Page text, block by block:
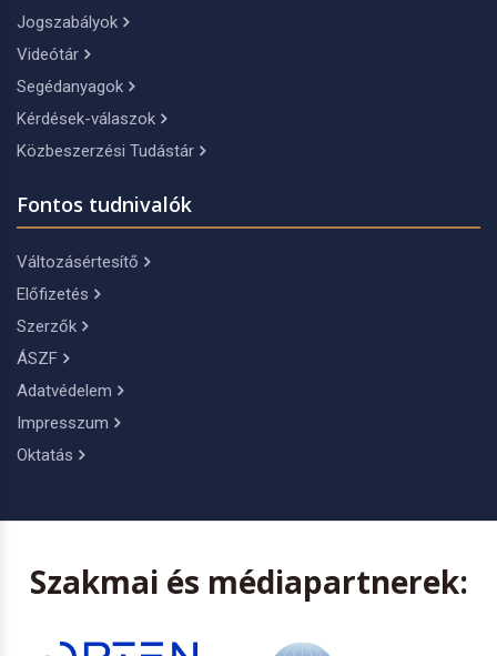
Jogszabályok
Videótár
Segédanyagok
Kérdések-válaszok
Közbeszerzési Tudástár
Fontos tudnivalók
Változásértesítő
Előfizetés
Szerzők
ÁSZF
Adatvédelem
Impresszum
Oktatás
Szakmai és médiapartnerek: